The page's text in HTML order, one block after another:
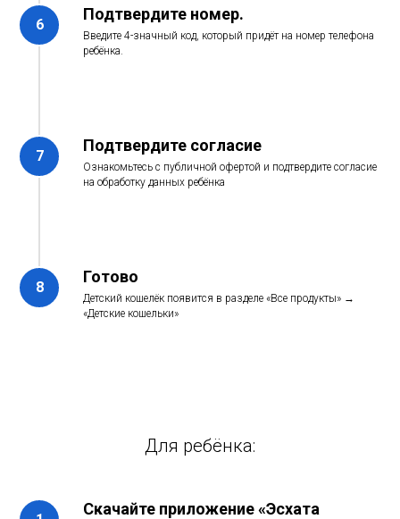
Подтвердите номер.
Введите 4-значный код, который придёт на номер телефона
ребёнка.
Подтвердите согласие
Ознакомьтесь с публичной офертой и подтвердите согласие
на обработку данных ребёнка
Готово
Детский кошелёк появится в разделе «Все продукты» →
«Детские кошельки»
Для ребёнка:
Скачайте приложение «Эсхата